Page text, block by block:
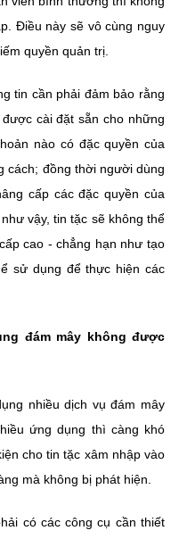
Điều này sẽ vô cùng nguy
quyền quản trị.
tin cần phải đảm bảo rằng
cài đặt sẵn cho những
nào có đặc quyền của
cách; đồng thời người dùng
cấp các đặc quyền của
vậy, tin tặc sẽ không thể
cao - chẳng hạn như tạo
sử dụng để thực hiện các
đám mây không được
nhiều dịch vụ đám mây
ứng dụng thì càng khó
cho tin tặc xâm nhập vào
mà không bị phát hiện.
có các công cụ cần thiết